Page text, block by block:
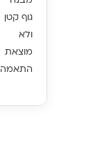
גוף קטן
ולא
מוצאת
התאמה